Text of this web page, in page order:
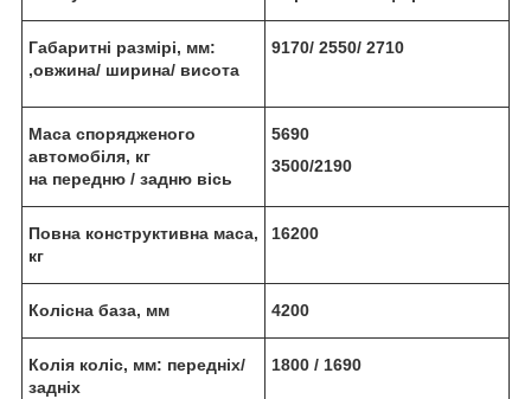
Габаритні размірі, мм:
,овжина/ ширина/ висота
9170/ 2550/ 2710
Маса спорядженого
автомобіля, кг
на передню / задню вісь
5690
3500/2190
Повна конструктивна маса,
кг
16200
Колісна база, мм 4200
Колія коліс, мм: передніх/
задніх
1800 / 1690